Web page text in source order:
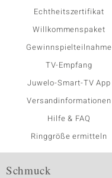
Echtheitszertifikat
Willkommenspaket
Gewinnspielteilnahme
TV-Empfang
Juwelo-Smart-TV App
Versandinformationen
Hilfe & FAQ
Ringgröße ermitteln
Schmuck